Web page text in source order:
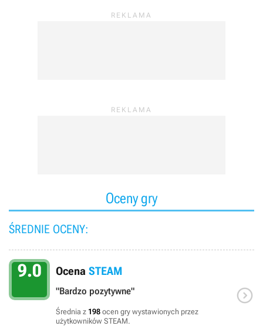
Oceny gry
ŚREDNIE OCENY:
9.0 Ocena STEAM
"Bardzo pozytywne"
Średnia z 198 ocen gry wystawionych przez
użytkowników STEAM.
